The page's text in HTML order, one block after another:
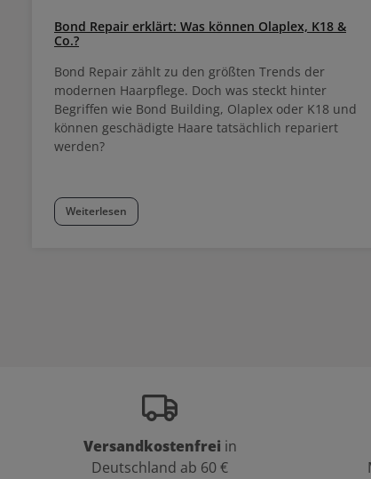
Bond Repair erklärt: Was können Olaplex, K18 &
Co.?
Bond Repair zählt zu den größten Trends der
modernen Haarpflege. Doch was steckt hinter
Begriffen wie Bond Building, Olaplex oder K18 und
können geschädigte Haare tatsächlich repariert
werden?
Weiterlesen
Versandkostenfrei in
Deutschland ab 60 €